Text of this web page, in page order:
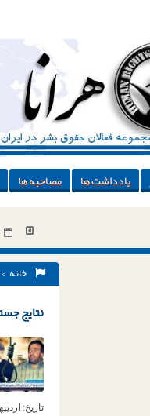
یادداشت ها مصاحبه ها
خانه
نتایج
تاریخ: